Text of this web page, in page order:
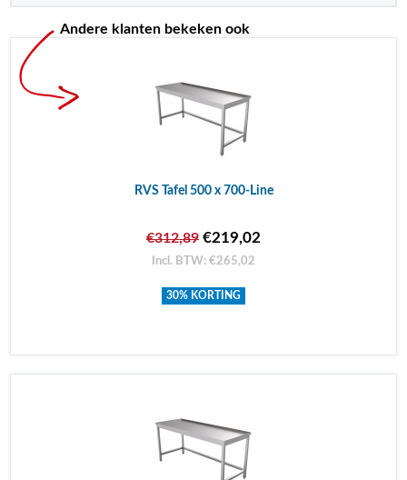
Andere klanten bekeken ook
RVS Tafel 500 x 700-Line
€312,89 €219,02
Incl. BTW: €265,02
30% KORTING